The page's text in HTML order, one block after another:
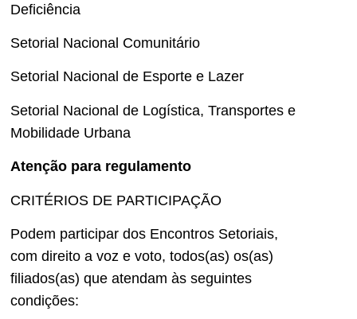
Deficiência
Setorial Nacional Comunitário
Setorial Nacional de Esporte e Lazer
Setorial Nacional de Logística, Transportes e
Mobilidade Urbana
Atenção para regulamento
CRITÉRIOS DE PARTICIPAÇÃO
Podem participar dos Encontros Setoriais,
com direito a voz e voto, todos(as) os(as)
filiados(as) que atendam às seguintes
condições: